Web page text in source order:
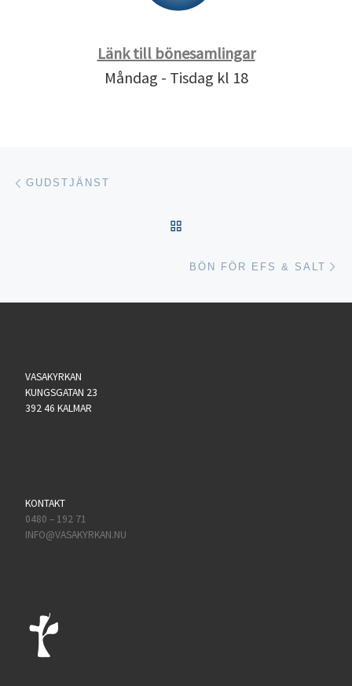
Länk till bönesamlingar
Måndag - Tisdag kl 18
Inläggsnavigering
GUDSTJÄNST
BÖN FÖR EFS & SALT
VASAKYRKAN
KUNGSGATAN 23
392 46 KALMAR
KONTAKT
0480 – 192 71
INFO@VASAKYRKAN.NU